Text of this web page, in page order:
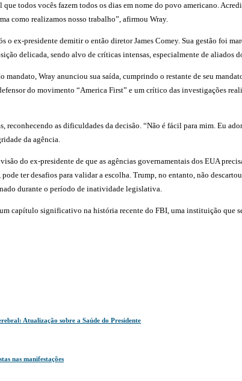
todos vocês fazem todos os dias em nome do povo americano.
como realizamos nosso trabalho”, afirmou Wray.
o ex-presidente demitir o então diretor James Comey. Sua gestão foi
delicada, sendo alvo de críticas intensas, especialmente de aliados
mandato, Wray anunciou sua saída, cumprindo o restante de seu
do movimento “America First” e um crítico das investigações
reconhecendo as dificuldades da decisão. “Não é fácil para mim. Eu
da agência.
do ex-presidente de que as agências governamentais dos EUA
ter desafios para validar a escolha. Trump, no entanto, não
durante o período de inatividade legislativa.
capítulo significativo na história recente do FBI, uma instituição
Atualização sobre a Saúde do Presidente
nas manifestações